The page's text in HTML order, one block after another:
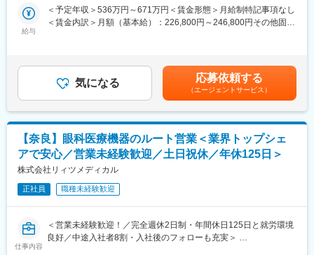
げている当社にて、施設運営をお任せいたします。チャレンジの
精神を社内でかかげており、自身でやりたい事ができるような社
・施設スタッフの勤怠管理とモチベーションマネジメント
・入居者様の満足度向上のための施策立案・実施
・自治体スタッフや近隣住民との交流など、幅広いコミュニケー
ション
・ご入居者や、そのご家族との親密なコミュニケーション
※夜間対応や呼び出しなどはほとんどございません。
■入社後の流れ
まずは副施設長として、現場業務を学んでいただきます。
配属先の施設には、約30～40名のスタッフがいますので、スタッ
■教育制度
当社では“人材は人財”という考えのもと、研修体制を充実させてい
給与
＜予定年収＞536万円～671万円＜賃金形態＞月給制特記事項なし
＜賃金内訳＞月額（基本給）：226,800円～246,800円その他固定
リアマネージャー（入社5年目）年収800万円/部長（入社10年
目）賃金はあくまでも目安の金額であり、選考を通じて上下する
可能性があります。月給(月額)は固定手当を含めた表記です。
気になる 応募依頼する
（エージェントサービス）
【奈良】眼科医療機器のルート営業＜業界トップシェ
アで安心／営業未経験歓迎／土日祝休／年休125日＞
株式会社リィツメディカル
正社員 職種未経験歓迎
仕事内容
＜営業未経験歓迎！／完全週休2日制・年間休日125日と就労環境
良好／中途入社者8割・入社後のフォローも充実＞